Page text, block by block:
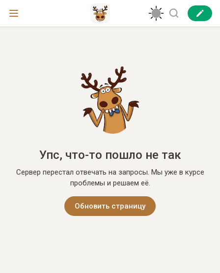
Упс, что-то пошло не так
Сервер перестал отвечать на запросы. Мы уже в курсе
проблемы и решаем её.
Обновить страницу